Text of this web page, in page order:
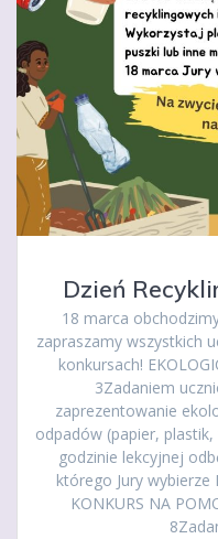
Dzień
18 marca
zapraszamy wszystkich
konkursach!
3Zadaniem
zaprezentowanie
odpadów (papier,
godzinie lekcyjnej
którego Jury wybierze
KONKURS NA